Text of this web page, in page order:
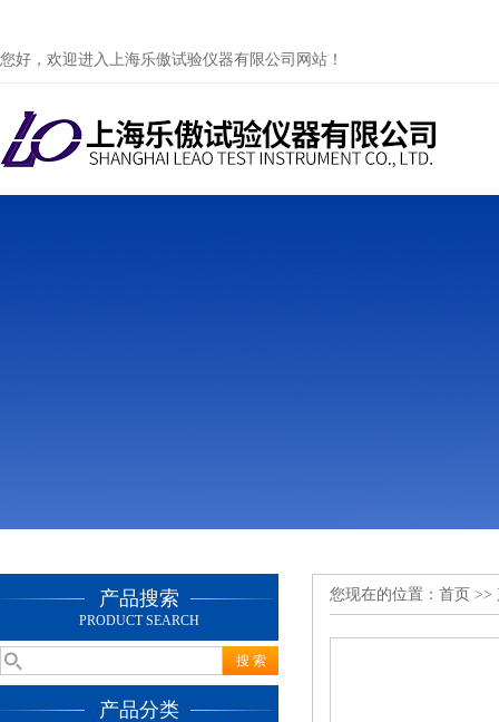
您好，欢迎进入上海乐傲试验仪器有限公司网站！
产品搜索
PRODUCT SEARCH
产品分类
您现在的位置： 首页 >>